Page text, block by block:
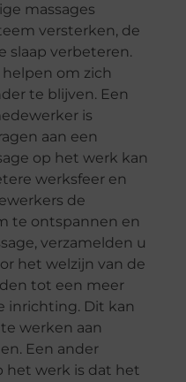
massages
versterken, de
slaap verbeteren.
om zich
te blijven. Een
is
aan een
op het werk kan
werksfeer en
de
te ontspannen en
verzamelden u
het welzijn van de
tot een meer
inrichting. Dit kan
werken aan
Een ander
het werk is dat het